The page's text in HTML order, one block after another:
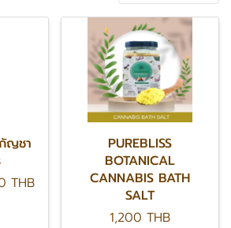
ญชา
THB
PUREBLISS
BOTANICAL
CANNABIS BATH
SALT
1,200 THB